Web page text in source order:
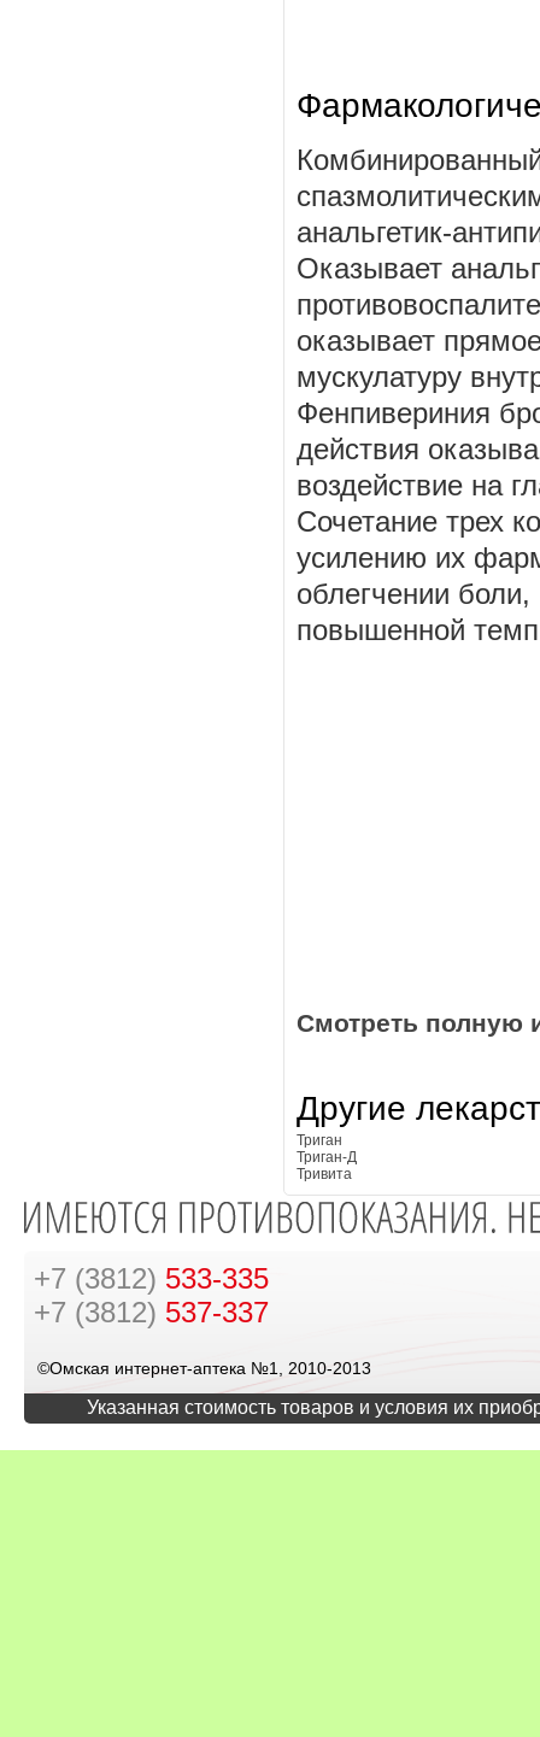
анальгетик-
Оказывает
оказывает
мускулатуру
Фенпивериния
действия
воздействие на
Сочетание трех
усилению их
облегчении
повышенной
Смотреть полную
Другие
Триган
Триган-Д
Тривита
+7 (3812) 533-335
+7 (3812) 537-337
©Омская интернет-аптека №1, 2010-2013
Указанная стоимость товаров и условия их